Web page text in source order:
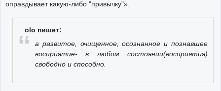
оправдывает какую-либо "привычку"».
olo пишет:
а развитое, очищенное, осознанное и познавшее
восприятие- в любом состоянии(восприятия)
свободно и способно.